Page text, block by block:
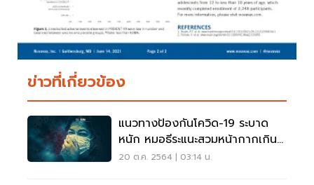
ข่าวที่เกี่ยวข้อง
แนวทางป้องกันโควิด-19 ระบาด
หนัก หมอธีระแนะสวมหน้ากากเกิน
80%
20 ต.ค. 2564 | 03:14 น.